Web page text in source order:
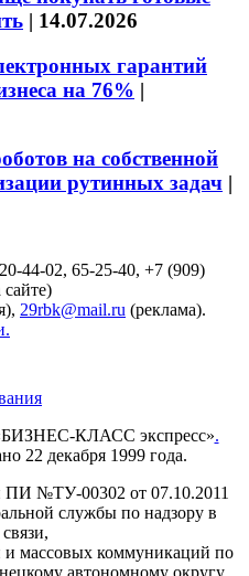
| 14.07.2026
гарантий
на 76% |
на собственной
рутинных задач |
44-02, 65-25-40, +7 (909)
сайте)
29rbk@mail.ru (реклама).
КЛАСС экспресс».
22 декабря 1999 года.
ПИ №ТУ-00302 от 07.10.2011
службы по надзору в
массовых коммуникаций по
автономному округу